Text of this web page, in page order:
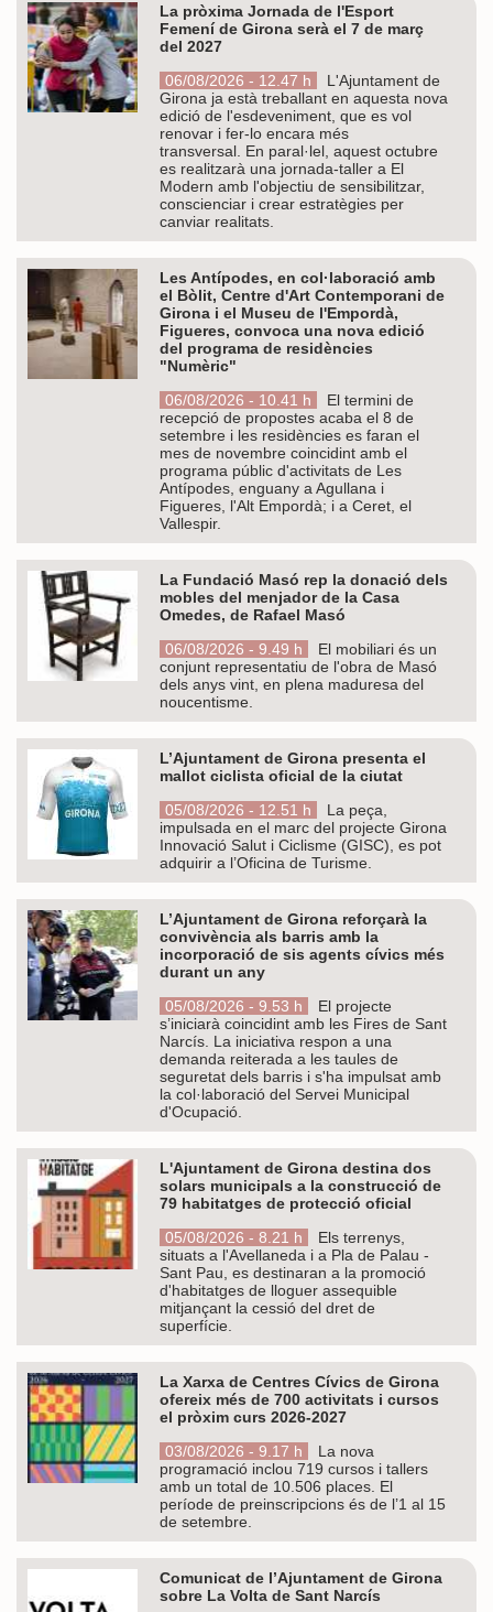
La pròxima Jornada de l'Esport
Femení de Girona serà el 7 de març
del 2027
06/08/2026 - 12.47 h
L'Ajuntament de
Girona ja està treballant en aquesta nova
edició de l'esdeveniment, que es vol
renovar i fer-lo encara més
transversal. En paral·lel, aquest octubre
es realitzarà una jornada-taller a El
Modern amb l'objectiu de sensibilitzar,
conscienciar i crear estratègies per
canviar realitats.
Les Antípodes, en col·laboració amb
el Bòlit, Centre d'Art Contemporani de
Girona i el Museu de l'Empordà,
Figueres, convoca una nova edició
del programa de residències
"Numèric"
06/08/2026 - 10.41 h
El termini de
recepció de propostes acaba el 8 de
setembre i les residències es faran el
mes de novembre coincidint amb el
programa públic d'activitats de Les
Antípodes, enguany a Agullana i
Figueres, l'Alt Empordà; i a Ceret, el
Vallespir.
La Fundació Masó rep la donació dels
mobles del menjador de la Casa
Omedes, de Rafael Masó
06/08/2026 - 9.49 h
El mobiliari és un
conjunt representatiu de l'obra de Masó
dels anys vint, en plena maduresa del
noucentisme.
L’Ajuntament de Girona presenta el
mallot ciclista oficial de la ciutat
05/08/2026 - 12.51 h
La peça,
impulsada en el marc del projecte Girona
Innovació Salut i Ciclisme (GISC), es pot
adquirir a l’Oficina de Turisme.
L’Ajuntament de Girona reforçarà la
convivència als barris amb la
incorporació de sis agents cívics més
durant un any
05/08/2026 - 9.53 h
El projecte
s’iniciarà coincidint amb les Fires de Sant
Narcís. La iniciativa respon a una
demanda reiterada a les taules de
seguretat dels barris i s'ha impulsat amb
la col·laboració del Servei Municipal
d'Ocupació.
L'Ajuntament de Girona destina dos
solars municipals a la construcció de
79 habitatges de protecció oficial
05/08/2026 - 8.21 h
Els terrenys,
situats a l'Avellaneda i a Pla de Palau -
Sant Pau, es destinaran a la promoció
d'habitatges de lloguer assequible
mitjançant la cessió del dret de
superfície.
La Xarxa de Centres Cívics de Girona
ofereix més de 700 activitats i cursos
el pròxim curs 2026-2027
03/08/2026 - 9.17 h
La nova
programació inclou 719 cursos i tallers
amb un total de 10.506 places. El
període de preinscripcions és de l’1 al 15
de setembre.
Comunicat de l’Ajuntament de Girona
sobre La Volta de Sant Narcís